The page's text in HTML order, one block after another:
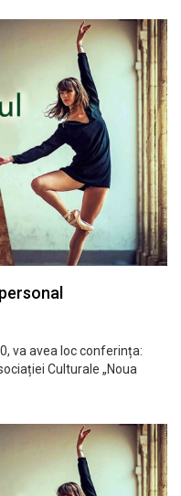
va avea loc conferința:
Culturale „Noua